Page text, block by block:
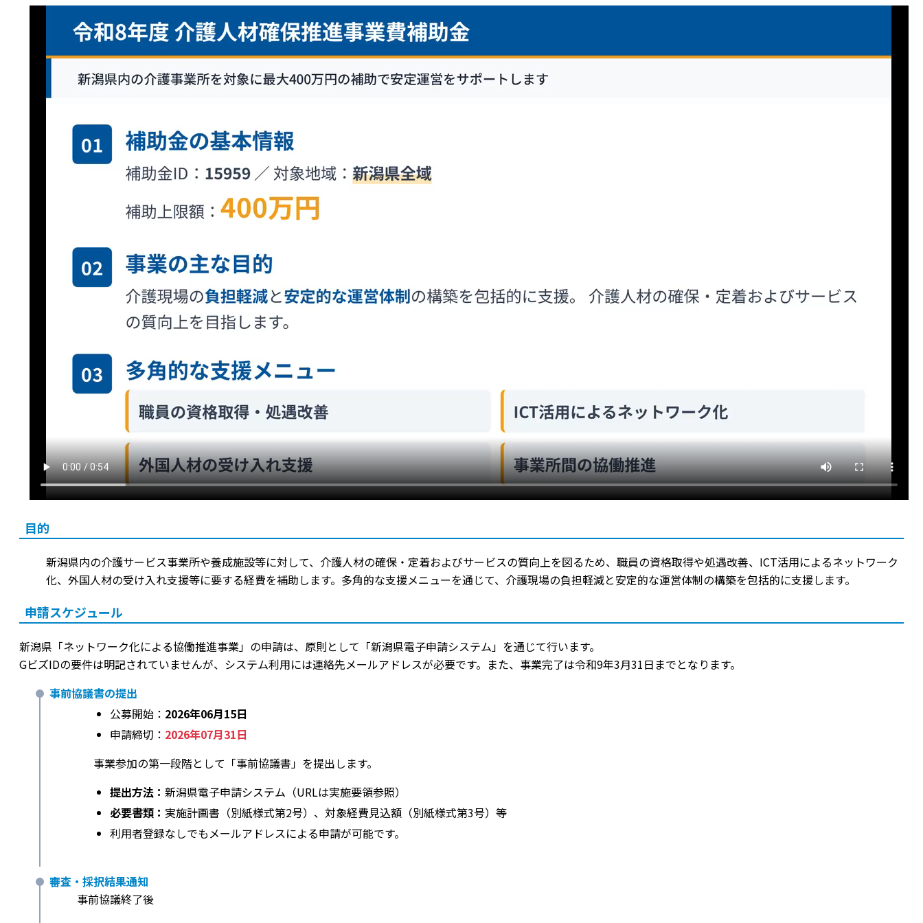
目的
新潟県内の介護サービス事業所や養成施設等に対して、介護人材の確保・定着およびサービスの質向上を図るため、職員の資格取得や処遇改善、ICT活用によるネットワーク
化、外国人材の受け入れ支援等に要する経費を補助します。多角的な支援メニューを通じて、介護現場の負担軽減と安定的な運営体制の構築を包括的に支援します。
申請スケジュール
新潟県「ネットワーク化による協働推進事業」の申請は、原則として「新潟県電子申請システム」を通じて行います。
GビズIDの要件は明記されていませんが、システム利用には連絡先メールアドレスが必要です。また、事業完了は令和9年3月31日までとなります。
事前協議書の提出
公募開始： 2026年06月15日
申請締切： 2026年07月31日
事業参加の第一段階として「事前協議書」を提出します。
提出方法： 新潟県電子申請システム（URLは実施要領参照）
必要書類： 実施計画書（別紙様式第2号）、対象経費見込額（別紙様式第3号）等
利用者登録なしでもメールアドレスによる申請が可能です。
審査・採択結果通知
事前協議終了後